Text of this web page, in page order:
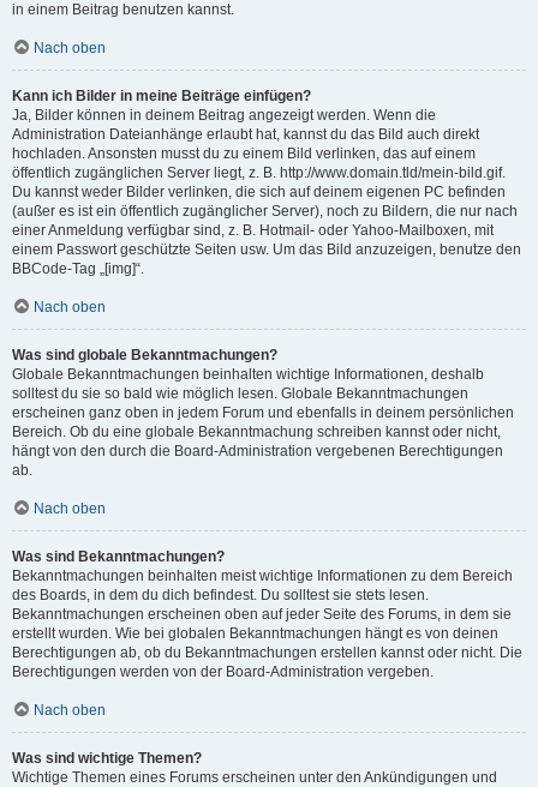
in einem Beitrag benutzen kannst.
Nach oben
Kann ich Bilder in meine Beiträge einfügen?
Ja, Bilder können in deinem Beitrag angezeigt werden. Wenn die
Administration Dateianhänge erlaubt hat, kannst du das Bild auch direkt
hochladen. Ansonsten musst du zu einem Bild verlinken, das auf einem
öffentlich zugänglichen Server liegt, z. B. http://www.domain.tld/mein-bild.gif.
Du kannst weder Bilder verlinken, die sich auf deinem eigenen PC befinden
(außer es ist ein öffentlich zugänglicher Server), noch zu Bildern, die nur nach
einer Anmeldung verfügbar sind, z. B. Hotmail- oder Yahoo-Mailboxen, mit
einem Passwort geschützte Seiten usw. Um das Bild anzuzeigen, benutze den
BBCode-Tag „[img]“.
Nach oben
Was sind globale Bekanntmachungen?
Globale Bekanntmachungen beinhalten wichtige Informationen, deshalb
solltest du sie so bald wie möglich lesen. Globale Bekanntmachungen
erscheinen ganz oben in jedem Forum und ebenfalls in deinem persönlichen
Bereich. Ob du eine globale Bekanntmachung schreiben kannst oder nicht,
hängt von den durch die Board-Administration vergebenen Berechtigungen
ab.
Nach oben
Was sind Bekanntmachungen?
Bekanntmachungen beinhalten meist wichtige Informationen zu dem Bereich
des Boards, in dem du dich befindest. Du solltest sie stets lesen.
Bekanntmachungen erscheinen oben auf jeder Seite des Forums, in dem sie
erstellt wurden. Wie bei globalen Bekanntmachungen hängt es von deinen
Berechtigungen ab, ob du Bekanntmachungen erstellen kannst oder nicht. Die
Berechtigungen werden von der Board-Administration vergeben.
Nach oben
Was sind wichtige Themen?
Wichtige Themen eines Forums erscheinen unter den Ankündigungen und